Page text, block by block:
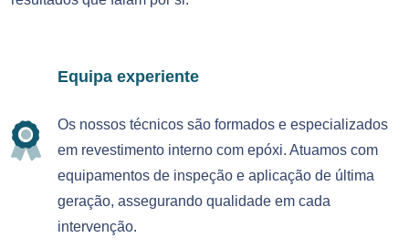
Equipa experiente
Os nossos técnicos são formados e especializados
em revestimento interno com epóxi. Atuamos com
equipamentos de inspeção e aplicação de última
geração, assegurando qualidade em cada
intervenção.